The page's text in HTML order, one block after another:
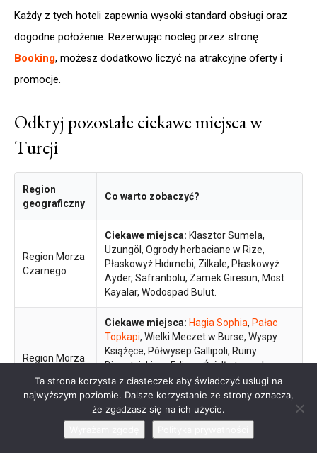
Każdy z tych hoteli zapewnia wysoki standard obsługi oraz
dogodne położenie. Rezerwując nocleg przez stronę
Booking, możesz dodatkowo liczyć na atrakcyjne oferty i
promocje.
Odkryj pozostałe ciekawe miejsca w
Turcji
Region
geograficzny
Co warto zobaczyć?
Region Morza
Czarnego
Ciekawe miejsca: Klasztor Sumela,
Uzungöl, Ogrody herbaciane w Rize,
Płaskowyż Hıdırnebi, Zilkale, Płaskowyż
Ayder, Safranbolu, Zamek Giresun, Most
Kayalar, Wodospad Bulut.
Region Morza
Ciekawe miejsca: Hagia Sophia, Pałac
Topkapi, Wielki Meczet w Burse, Wyspy
Książęce, Półwysep Gallipoli, Ruiny
Bizantyjskie w Edirne, Źródła termalne w
Yalova, Rezerwat przyrody w Kartepe,
Zamek w Tekirdağ, Park przyrody w
Kocaeli.
Ciekawe miejsca:Efez, Pamukkale,
Ta strona korzysta z ciasteczek aby świadczyć usługi na
najwyższym poziomie. Dalsze korzystanie ze strony oznacza,
że zgadzasz się na ich użycie.